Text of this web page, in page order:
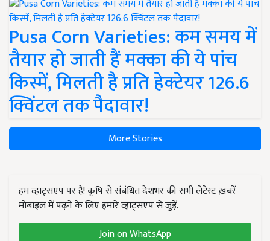
Pusa Corn Varieties: कम समय में
तैयार हो जाती हैं मक्का की ये पांच
किस्में, मिलती है प्रति हेक्टेयर 126.6
क्विंटल तक पैदावार!
More Stories
हम व्हाट्सएप पर हैं! कृषि से संबंधित देशभर की सभी लेटेस्ट ख़बरें
मोबाइल में पढ़ने के लिए हमारे व्हाट्सएप से जुड़ें.
Join on WhatsApp